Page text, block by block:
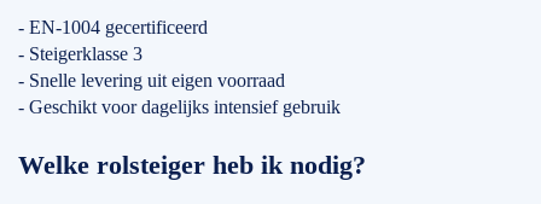
- EN-1004 gecertificeerd
- Steigerklasse 3
- Snelle levering uit eigen voorraad
- Geschikt voor dagelijks intensief gebruik
Welke rolsteiger heb ik nodig?